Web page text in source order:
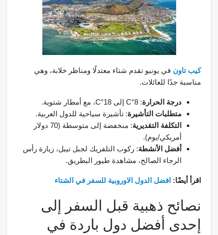
كيب تاون في يونيو تقدم شتاء معتدلًا ومناظر خلابة، وهي
مناسبة جدًا للعائلات.
درجة الحرارة: 8°C إلى 18°C، مع أمطار شتوية.
متطلبات التأشيرة: تأشيرة سياحية للدول العربية.
التكلفة التقديرية
: منخفضة إلى متوسطة (70 دولار
أمريكي/يوم).
أفضل الأنشطة: ركوب التلفريك لجبل تيبل، زيارة رأس
الرجاء الصالح، مشاهدة طيور البطريق.
اقرأ أيضًا: افضل الدول الاوروبية للسفر في الشتاء
نصائح ذهبية قبل السفر إلى
إحدى أفضل دول باردة في